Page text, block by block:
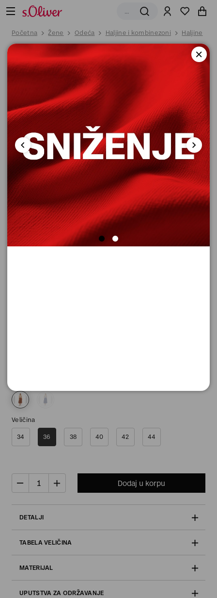
Početna Žene Odeća Haljine i kombinezoni Haljine
Veličina
34 36 38 40 42 44
Dodaj u korpu
DETALJI
TABELA VELIČINA
MATERIJAL
UPUTSTVA ZA ODRŽAVANJE